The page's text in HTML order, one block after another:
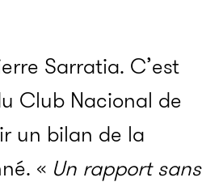
Sarratia. C’est
Club Nacional de
un bilan de la
« Un rapport sans